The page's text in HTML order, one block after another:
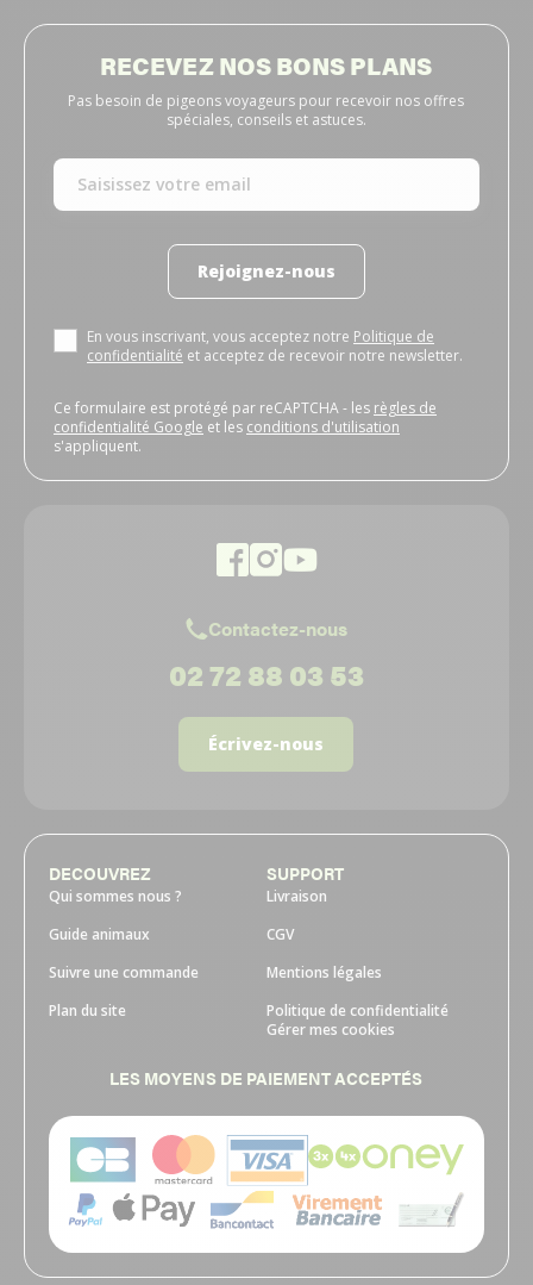
RECEVEZ NOS BONS PLANS
Pas besoin de pigeons voyageurs pour recevoir nos offres
spéciales, conseils et astuces.
Rejoignez-nous
En vous inscrivant, vous acceptez notre Politique de
confidentialité et acceptez de recevoir notre newsletter.
Ce formulaire est protégé par reCAPTCHA - les règles de
confidentialité Google et les conditions d'utilisation
s'appliquent.
Contactez-nous
02 72 88 03 53
Écrivez-nous
DECOUVREZ
Qui sommes nous ?
Guide animaux
Suivre une commande
Plan du site
SUPPORT
Livraison
CGV
Mentions légales
Politique de confidentialité
Gérer mes cookies
LES MOYENS DE PAIEMENT ACCEPTÉS